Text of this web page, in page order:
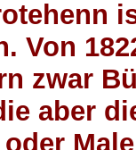
Von
zwar
aber